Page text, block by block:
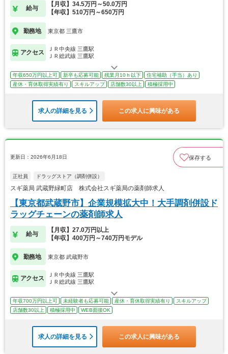
給与
【月収】34.5万円～50.0万円
【年収】510万円～650万円
勤務地 東京都 三鷹市
アクセス
ＪＲ中央線 三鷹駅
ＪＲ総武線 三鷹駅
年収650万円以上可 新卒も応募可能 残業月10ｈ以下
住宅補助（手当）あり
産休・育休取得実績有り
スキルアップ 店舗数30以上 積極採用中
求人の詳細を見る この求人に興味がある
更新日：2026年6月18日 保存する
正社員 ドラッグストア（調剤併設）
スギ薬局 武蔵野緑町店 株式会社スギ薬局の薬剤師求人
【東京都武蔵野市】企業規模拡大中！大手調剤併設ド
ラッグチェーンの薬剤師求人
給与
【月収】27.0万円以上
【年収】400万円～740万円モデル
勤務地 東京都 武蔵野市
アクセス
ＪＲ中央線 三鷹駅
ＪＲ総武線 三鷹駅
年収700万円以上可 未経験者も応募可能 産休・育休取得実績有り
スキルアップ
店舗数30以上
積極採用中 WEB面接OK
求人の詳細を見る この求人に興味がある